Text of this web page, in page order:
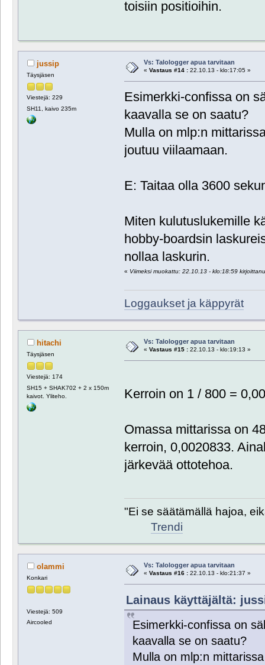
toisiin positioihin.
jussip
Täysjäsen
Viestejä: 229
SH11, kaivo 235m
Vs: Talologger apua tarvitaan
« Vastaus #14 :22.10.13 - klo:17:05 »
Esimerkki-confissa on
kaavalla se on saatu?
Mulla on mlp:n
joutuu viilaamaan.
E: Taitaa olla 3600
Miten kulutuslukemille
hobby-boardsin
nollaa laskurin.
« Viimeksi muokattu: 22.10.13 - klo:18:59
Loggaukset ja käppyrät
hitachi
Täysjäsen
Viestejä: 174
SH15 + SHAK702 + 2 x 150m
kaivot. Yliteho.
Vs: Talologger apua tarvitaan
« Vastaus #15 :22.10.13 - klo:19:13 »
Kerroin on 1 / 800 =
Omassa mittarissa on
kerroin, 0,0020833.
järkevää ottotehoa.
"Ei se säätämällä hajoa,
Trendi
olammi
Konkari
Viestejä: 509
Aircooled
Vs: Talologger apua tarvitaan
« Vastaus #16 :22.10.13 - klo:21:37 »
Lainaus käyttäjältä:
Esimerkki-confissa on
kaavalla se on saatu?
Mulla on mlp:n